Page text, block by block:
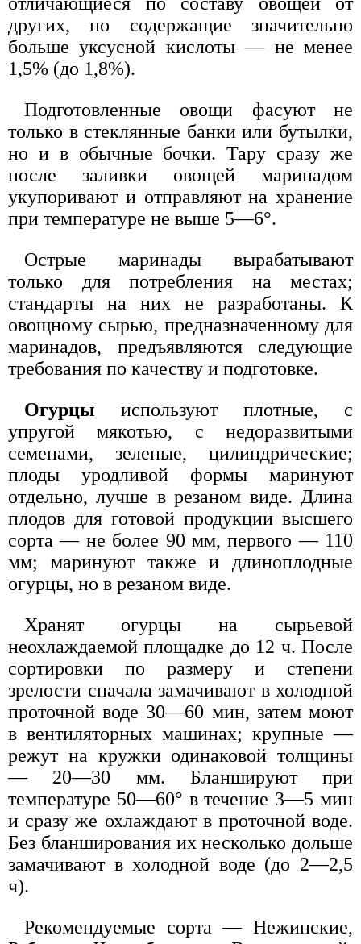
других, но содержащие значительно
больше уксусной кислоты — не менее
1,5% (до 1,8%).
Подготовленные овощи фасуют не
только в стеклянные банки или бутылки,
но и в обычные бочки. Тару сразу же
после заливки овощей маринадом
укупоривают и отправляют на хранение
при температуре не выше 5—6°.
Острые маринады вырабатывают
только для потребления на местах;
стандарты на них не разработаны. К
овощному сырью, предназначенному для
маринадов, предъявляются следующие
требования по качеству и подготовке.
Огурцы используют плотные, с
упругой мякотью, с недоразвитыми
семенами, зеленые, цилиндрические;
плоды уродливой формы маринуют
отдельно, лучше в резаном виде. Длина
плодов для готовой продукции высшего
сорта — не более 90 мм, первого — 110
мм; маринуют также и длиноплодные
огурцы, но в резаном виде.
Хранят огурцы на сырьевой
неохлаждаемой площадке до 12 ч. После
сортировки по размеру и степени
зрелости сначала замачивают в холодной
проточной воде 30—60 мин, затем моют
в вентиляторных машинах; крупные —
режут на кружки одинаковой толщины
— 20—30 мм. Бланшируют при
температуре 50—60° в течение 3—5 мин
и сразу же охлаждают в проточной воде.
Без бланширования их несколько дольше
замачивают в холодной воде (до 2—2,5
ч).
Рекомендуемые сорта — Нежинские,